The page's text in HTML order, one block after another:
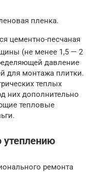
пленка.
цементно-песчаная
(не менее 1,5 — 2
давление
для монтажа плитки.
теплых
них дополнительно
тепловые
утеплению
ремонта